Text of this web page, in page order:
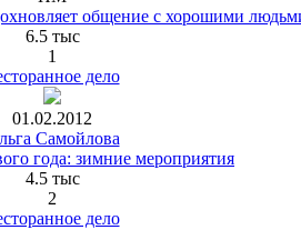
общение с хорошими
6.5 тыс
1
дело
01.02.2012
Самойлова
года: зимние мероприятия
4.5 тыс
2
дело